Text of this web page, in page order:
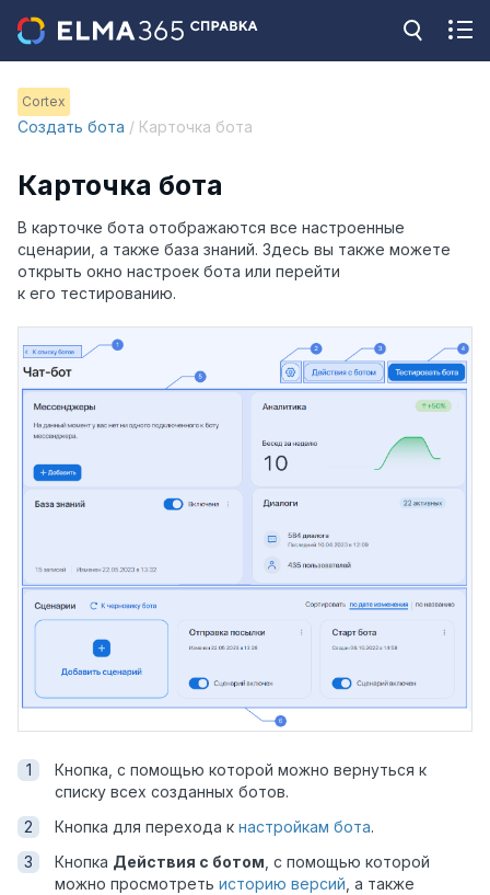
Cortex
Создать бота / Карточка бота
Карточка бота
В карточке бота отображаются все настроенные
сценарии, а также база знаний. Здесь вы также можете
открыть окно настроек бота или перейти
к его тестированию.
Кнопка, с помощью которой можно вернуться к
списку всех созданных ботов.
Кнопка для перехода к настройкам бота.
Кнопка Действия с ботом, с помощью которой
можно просмотреть историю версий, а также